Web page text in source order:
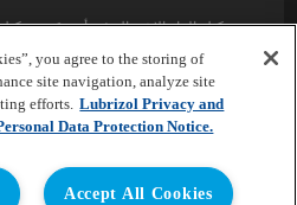
يمكنك إلغاء الاشتراك في أي وقت.
سياسة الخصوصية
you agree to the storing of
site navigation, analyze site
efforts. Lubrizol Privacy and
Data Protection Notice.
Accept All Cookies